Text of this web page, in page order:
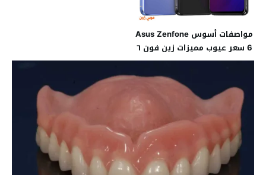
مواصفات أسوس Asus Zenfone
6 سعر عيوب مميزات زين فون ٦